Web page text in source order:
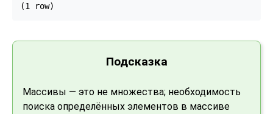
(1 row)
Подсказка
Массивы — это не множества; необходимость
поиска определённых элементов в массиве